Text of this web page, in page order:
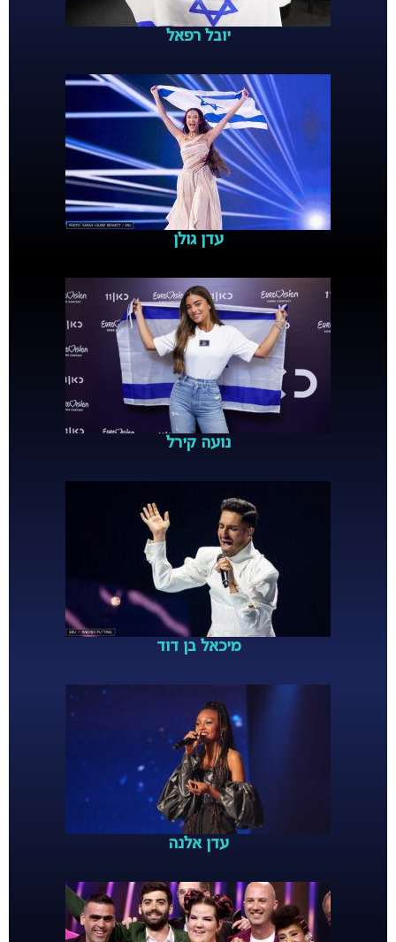
יובל רפאל
עדן גולן
נועה קירל
מיכאל בן דוד
עדן אלנה